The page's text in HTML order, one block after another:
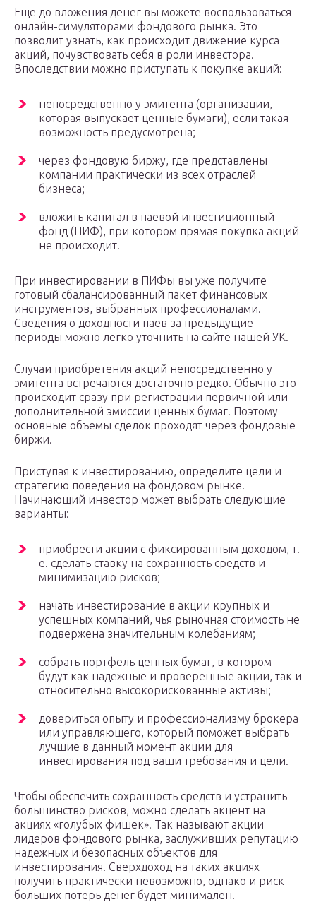
Еще до вложения денег вы можете воспользоваться
онлайн-симуляторами фондового рынка. Это
позволит узнать, как происходит движение курса
акций, почувствовать себя в роли инвестора.
Впоследствии можно приступать к покупке акций:
непосредственно у эмитента (организации,
которая выпускает ценные бумаги), если такая
возможность предусмотрена;
через фондовую биржу, где представлены
компании практически из всех отраслей
бизнеса;
вложить капитал в паевой инвестиционный
фонд (ПИФ), при котором прямая покупка акций
не происходит.
При инвестировании в ПИФы вы уже получите
готовый сбалансированный пакет финансовых
инструментов, выбранных профессионалами.
Сведения о доходности паев за предыдущие
периоды можно легко уточнить на сайте нашей УК.
Случаи приобретения акций непосредственно у
эмитента встречаются достаточно редко. Обычно это
происходит сразу при регистрации первичной или
дополнительной эмиссии ценных бумаг. Поэтому
основные объемы сделок проходят через фондовые
биржи.
Приступая к инвестированию, определите цели и
стратегию поведения на фондовом рынке.
Начинающий инвестор может выбрать следующие
варианты:
приобрести акции с фиксированным доходом, т.
е. сделать ставку на сохранность средств и
минимизацию рисков;
начать инвестирование в акции крупных и
успешных компаний, чья рыночная стоимость не
подвержена значительным колебаниям;
собрать портфель ценных бумаг, в котором
будут как надежные и проверенные акции, так и
относительно высокорискованные активы;
довериться опыту и профессионализму брокера
или управляющего, который поможет выбрать
лучшие в данный момент акции для
инвестирования под ваши требования и цели.
Чтобы обеспечить сохранность средств и устранить
большинство рисков, можно сделать акцент на
акциях «голубых фишек». Так называют акции
лидеров фондового рынка, заслуживших репутацию
надежных и безопасных объектов для
инвестирования. Сверхдоход на таких акциях
получить практически невозможно, однако и риск
больших потерь денег будет минимален.